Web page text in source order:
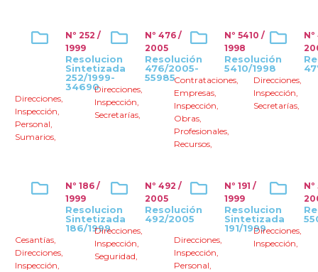
Nº 252 /
1999
Resolucion
Sintetizada
252/1999-
34690
Direcciones,
Inspección,
Personal,
Sumarios,
Nº 476 /
2005
Resolución
476/2005-
55985
Direcciones,
Inspección,
Secretarías,
Nº 5410 /
1998
Resolución
5410/1998
Contrataciones,
Empresas,
Inspección,
Obras,
Profesionales,
Recursos,
Direcciones,
Inspección,
Secretarías,
Nº 186 /
1999
Resolucion
Sintetizada
186/1999
Cesantías,
Direcciones,
Inspección,
Nº 492 /
2005
Resolución
492/2005
Direcciones,
Inspección,
Seguridad,
Nº 191 /
1999
Resolucion
Sintetizada
191/1999
Direcciones,
Inspección,
Personal,
Direcciones,
Inspección,